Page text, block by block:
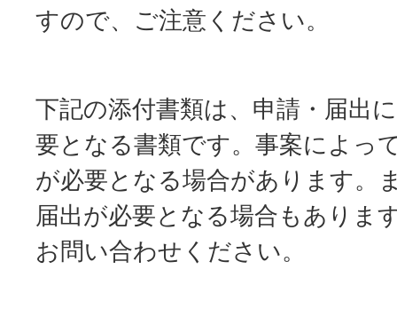
すので、ご注意ください。
下記の添付書類は、申請・届出
要となる書類です。事案によっ
が必要となる場合があります。
届出が必要となる場合もありま
お問い合わせください。